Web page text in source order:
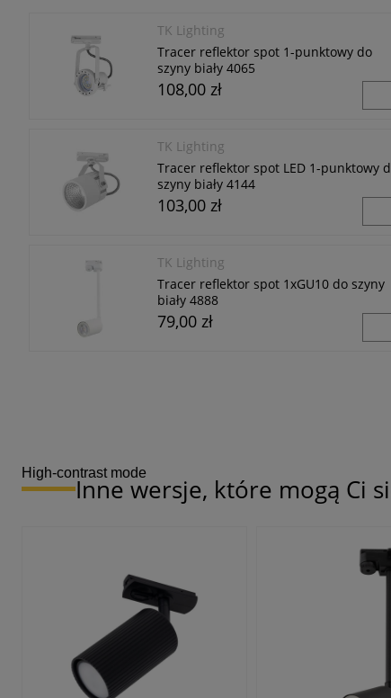
TK Lighting
Tracer reflektor spot 1-punktowy do
szyny biały 4065
108,00 zł
TK Lighting
Tracer reflektor spot LED 1-punktowy
szyny biały 4144
103,00 zł
TK Lighting
Tracer reflektor spot 1xGU10 do szyny
biały 4888
79,00 zł
High-contrast mode
Inne wersje, które mogą Ci